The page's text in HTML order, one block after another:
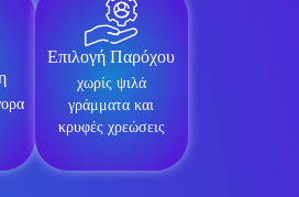
Επιλογή Παρόχου
χωρίς ψιλά
γράμματα και
κρυφές χρεώσεις